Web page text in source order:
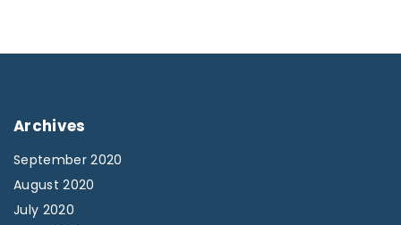
Archives
September 2020
August 2020
July 2020